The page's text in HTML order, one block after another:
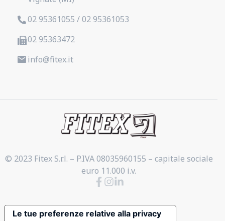
02 95361055 / 02 95361053
02 95363472
info@fitex.it
© 2023 Fitex S.r.l. – P.IVA 08035960155 – capitale sociale
euro 11.000 i.v.
Le tue preferenze relative alla privacy